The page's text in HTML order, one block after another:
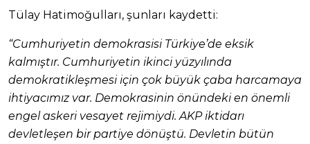
Tülay Hatimoğulları, şunları kaydetti:
“Cumhuriyetin demokrasisi Türkiye’de eksik
kalmıştır. Cumhuriyetin ikinci yüzyılında
demokratikleşmesi için çok büyük çaba harcamaya
ihtiyacımız var. Demokrasinin önündeki en önemli
engel askeri vesayet rejimiydi. AKP iktidarı
devletleşen bir partiye dönüştü. Devletin bütün